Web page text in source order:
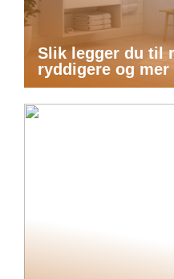
Slik legger du til
ryddigere og mer